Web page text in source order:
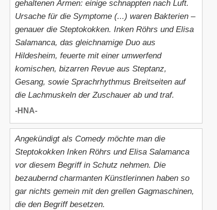
gehaltenen Armen: einige schnappten nach Luft.
Ursache für die Symptome (...) waren Bakterien –
genauer die Steptokokken. Inken Röhrs und Elisa
Salamanca, das gleichnamige Duo aus
Hildesheim, feuerte mit einer umwerfend
komischen, bizarren Revue aus Steptanz,
Gesang, sowie Sprachrhythmus Breitseiten auf
die Lachmuskeln der Zuschauer ab und traf.
-HNA-
Angekündigt als Comedy möchte man die
Steptokokken Inken Röhrs und Elisa Salamanca
vor diesem Begriff in Schutz nehmen. Die
bezaubernd charmanten Künstlerinnen haben so
gar nichts gemein mit den grellen Gagmaschinen,
die den Begriff besetzen.